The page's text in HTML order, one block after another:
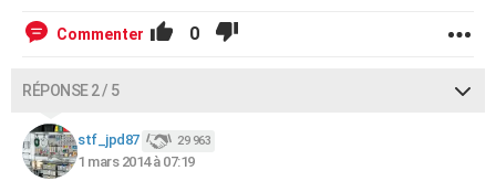
Commenter 0
RÉPONSE 2 / 5
stf_jpd87 29 963
1 mars 2014 à 07:19